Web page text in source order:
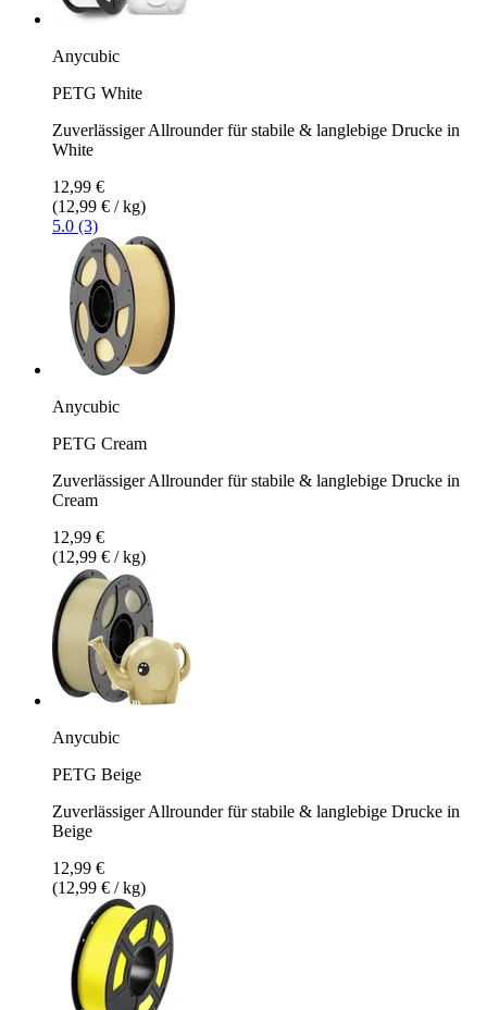
Anycubic
PETG White
Zuverlässiger Allrounder für stabile & langlebige Drucke in
White
12,99 €
(12,99 € / kg)
5.0 (3)
Anycubic
PETG Cream
Zuverlässiger Allrounder für stabile & langlebige Drucke in
Cream
12,99 €
(12,99 € / kg)
Anycubic
PETG Beige
Zuverlässiger Allrounder für stabile & langlebige Drucke in
Beige
12,99 €
(12,99 € / kg)